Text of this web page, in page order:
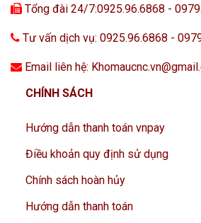
Tổng đài 24/7:0925.96.6868 -
Tư vấn dịch vụ: 0925.96.6868 -
Email liên hệ:
CHÍNH SÁCH
Hướng dẫn thanh toán vnpay
Điều khoản quy định sử dụng
Chính sách hoàn hủy
Hướng dẫn thanh toán